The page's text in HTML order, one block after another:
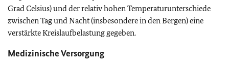
Grad Celsius) und der relativ hohen Temperaturunterschiede
zwischen Tag und Nacht (insbesondere in den Bergen) eine
verstärkte Kreislaufbelastung gegeben.
Medizinische Versorgung